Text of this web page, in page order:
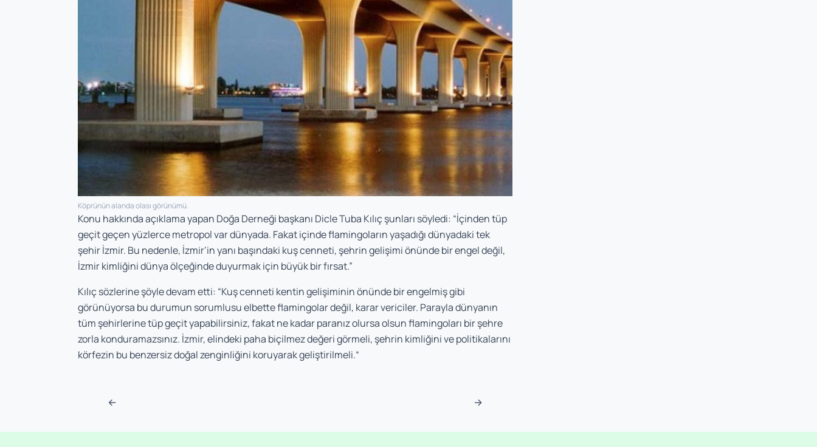
Köprünün alanda olası görünümü.
Konu hakkında açıklama yapan Doğa Derneği başkanı Dicle Tuba Kılıç şunları söyledi: “İçinden tüp
geçit geçen yüzlerce metropol var dünyada. Fakat içinde flamingoların yaşadığı dünyadaki tek
şehir İzmir. Bu nedenle, İzmir’in yanı başındaki kuş cenneti, şehrin gelişimi önünde bir engel değil,
İzmir kimliğini dünya ölçeğinde duyurmak için büyük bir fırsat.”
Kılıç sözlerine şöyle devam etti: “Kuş cenneti kentin gelişiminin önünde bir engelmiş gibi
görünüyorsa bu durumun sorumlusu elbette flamingolar değil, karar vericiler. Parayla dünyanın
tüm şehirlerine tüp geçit yapabilirsiniz, fakat ne kadar paranız olursa olsun flamingoları bir şehre
zorla konduramazsınız. İzmir, elindeki paha biçilmez değeri görmeli, şehrin kimliğini ve politikalarını
körfezin bu benzersiz doğal zenginliğini koruyarak geliştirilmeli.“
Post navigation
← →